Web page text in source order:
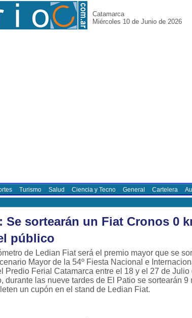
Catamarca
Miércoles 10 de Junio de 2026
Turismo Salud Ciencia y Tecno General Cartelera
Se sortearán un Fiat Cronos 0
público
de Ledian Fiat será el premio mayor que se
Mayor de la 54º Fiesta Nacional e
Predio Ferial Catamarca entre el 18 y el 27 de Julio
durante las nueve tardes de El Patio se sortearán 9
un cupón en el stand de Ledian Fiat.